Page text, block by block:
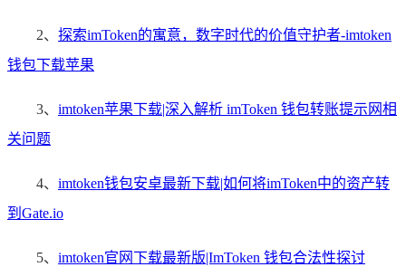
2、 探索imToken的寓意，数字时代的价值守护者-imtoken
钱包下载苹果
3、 imtoken苹果下载|深入解析 imToken 钱包转账提示网相
关问题
4、 imtoken钱包安卓最新下载|如何将imToken中的资产转
到Gate.io
5、 imtoken官网下载最新版|ImToken 钱包合法性探讨